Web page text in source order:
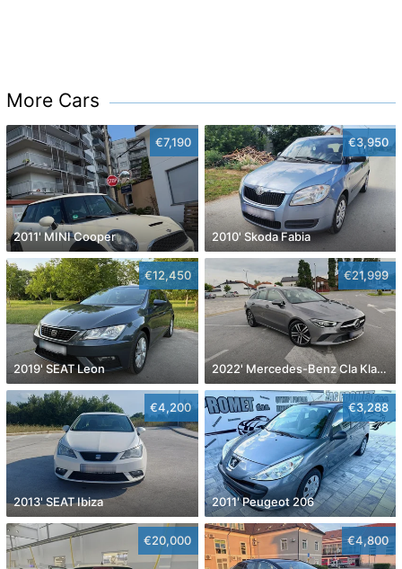
More Cars
€7,190
2011' MINI Cooper
€3,950
2010' Skoda Fabia
€12,450
2019' SEAT Leon
€21,999
2022' Mercedes-Benz Cla Klasa Cla 180
€4,200
2013' SEAT Ibiza
€3,288
2011' Peugeot 206
€20,000 €4,800